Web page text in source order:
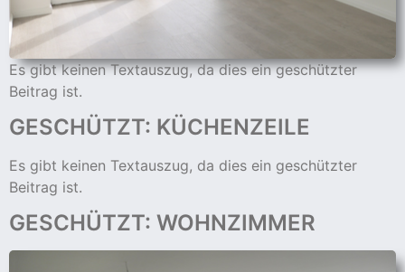
Es gibt keinen Textauszug, da dies ein geschützter
Beitrag ist.
GESCHÜTZT: KÜCHENZEILE
Es gibt keinen Textauszug, da dies ein geschützter
Beitrag ist.
GESCHÜTZT: WOHNZIMMER